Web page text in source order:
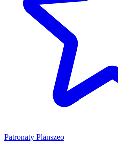
Patronaty Planszeo